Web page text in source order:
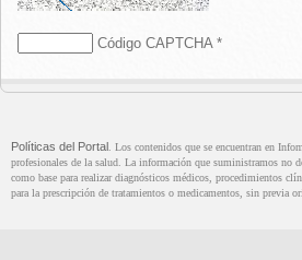
Código CAPTCHA*
Políticas del Portal . Los contenidos que se encuentran en
profesionales de la salud. La información que suministramos no
como base para realizar diagnósticos médicos, procedimientos
para la prescripción de tratamientos o medicamentos, sin previa